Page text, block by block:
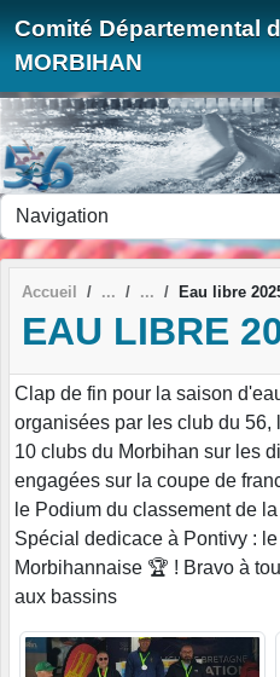
Comité Départemental
MORBIHAN
Accueil Eau libre
EAU LIBRE
Clap de fin pour la saison
organisées par les club du 56,
10 clubs du Morbihan sur les
engagées sur la coupe de
le Podium du classement de
Spécial dedicace à Pontivy :
Morbihannaise 🏆 ! Bravo à
aux bassins